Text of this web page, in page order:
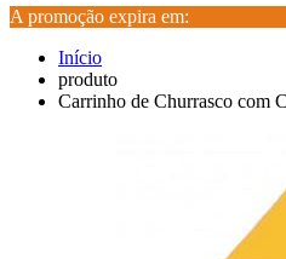
A promoção expira em:
Início
produto
Carrinho de Churrasco com